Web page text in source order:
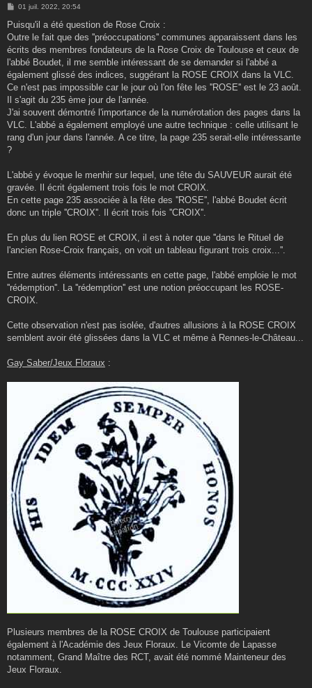
M
s
a
g
01 juil. 2022, 20:54
Puisqu'il a été question de Rose Croix :
Outre le fait que des ''préoccupations'' communes apparaissent dans les
écrits des membres fondateurs de la Rose Croix de Toulouse et ceux de
l'abbé Boudet, il me semble intéressant de se demander si l'abbé a
également glissé des indices, suggérant la ROSE CROIX dans la VLC.
Ce n'est pas impossible car le jour où l'on fête les ''ROSE'' est le 23 août.
Il s'agit du 235 ème jour de l'année.
J'ai souvent démontré l'importance de la numérotation des pages dans la
VLC. L'abbé a également employé une autre technique : celle utilisant le
rang d'un jour dans l'année. A ce titre, la page 235 serait-elle intéressante
?
L'abbé y évoque le menhir sur lequel, une tête du SAUVEUR aurait été
gravée. Il écrit également trois fois le mot CROIX.
En cette page 235 associée à la fête des ''ROSE'', l'abbé Boudet écrit
donc un triple ''CROIX''. Il écrit trois fois ''CROIX''.
En plus du lien ROSE et CROIX, il est à noter que ''dans le Rituel de
l'ancien Rose-Croix français, on voit un tableau figurant trois croix...''.
Entre autres éléments intéressants en cette page, l'abbé emploie le mot
''rédemption''. La ''rédemption'' est une notion préoccupant les ROSE-
CROIX.
Cette observation n'est pas isolée, d'autres allusions à la ROSE CROIX
semblent avoir été glissées dans la VLC et même à Rennes-le-Château...
Gay Saber/Jeux Floraux :
Plusieurs membres de la ROSE CROIX de Toulouse participaient
également à l'Académie des Jeux Floraux. Le Vicomte de Lapasse
notamment, Grand Maître des RCT, avait été nommé Mainteneur des
Jeux Floraux.